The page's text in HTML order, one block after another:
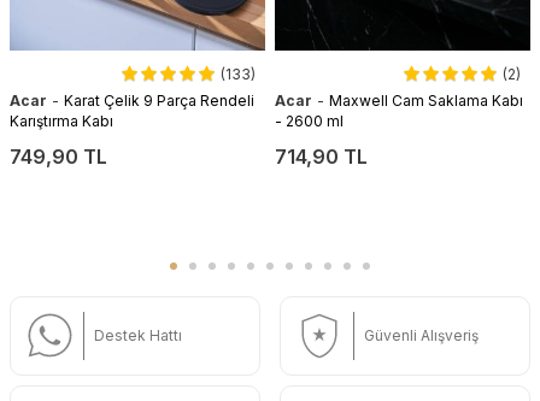
(133)
Acar - Karat Çelik 9 Parça Rendeli
Karıştırma Kabı
749,90 TL
(2)
Acar - Maxwell Cam Saklama Kabı
- 2600 ml
714,90 TL
Destek Hattı Güvenli Alışveriş